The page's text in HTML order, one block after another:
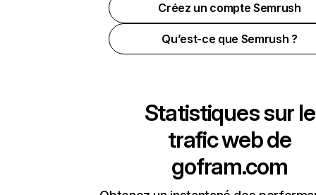
Créez un compte Semrush
Qu’est-ce que Semrush ?
Statistiques sur le
trafic web de
gofram.com